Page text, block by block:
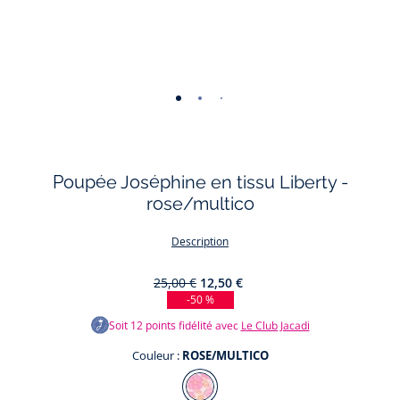
-
Poupée Joséphine en tissu Liberty -
rose/multico
Description
25,00 € 12,50 €
-50 %
Soit 12points fidélité avec Le Club Jacadi
Couleur : ROSE/MULTICO
Couleur